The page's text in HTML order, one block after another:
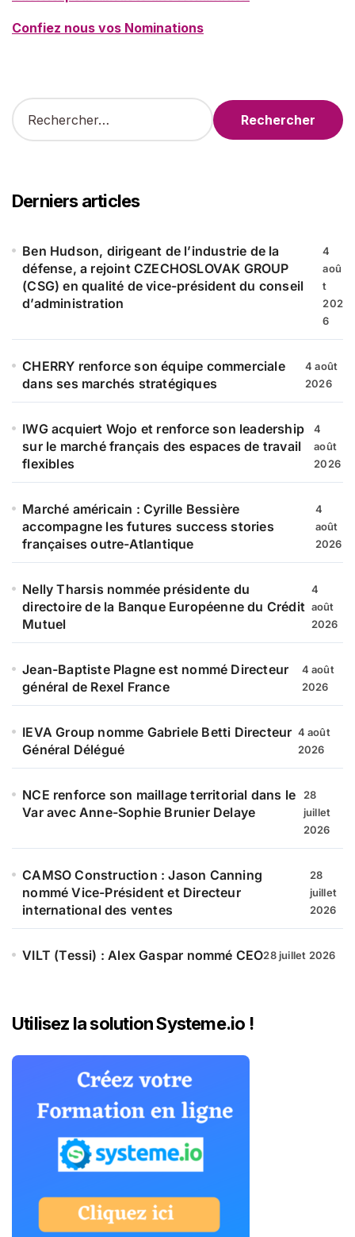
Confiez nous vos Nominations
R
e
r
c
e
Derniers articles
Ben Hudson, dirigeant de l’industrie de la
défense, a rejoint CZECHOSLOVAK GROUP
(CSG) en qualité de vice-président du conseil
d’administration
4
aoû
t
202
6
CHERRY renforce son équipe commerciale
dans ses marchés stratégiques
4 août
2026
IWG acquiert Wojo et renforce son leadership
sur le marché français des espaces de travail
flexibles
4
août
2026
Marché américain : Cyrille Bessière
accompagne les futures success stories
françaises outre-Atlantique
4
août
2026
Nelly Tharsis nommée présidente du
directoire de la Banque Européenne du Crédit
Mutuel
4
août
2026
Jean-Baptiste Plagne est nommé Directeur
général de Rexel France
4 août
2026
IEVA Group nomme Gabriele Betti Directeur
Général Délégué
4 août
2026
NCE renforce son maillage territorial dans le
Var avec Anne-Sophie Brunier Delaye
28
juillet
2026
CAMSO Construction : Jason Canning
nommé Vice-Président et Directeur
international des ventes
28
juillet
2026
VILT (Tessi) : Alex Gaspar nommé CEO28 juillet 2026
Utilisez la solution Systeme.io !